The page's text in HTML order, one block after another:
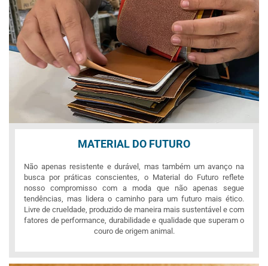
MATERIAL DO FUTURO
Não apenas resistente e durável, mas também um avanço na
busca por práticas conscientes, o Material do Futuro reflete
nosso compromisso com a moda que não apenas segue
tendências, mas lidera o caminho para um futuro mais ético.
Livre de crueldade, produzido de maneira mais sustentável e com
fatores de performance, durabilidade e qualidade que superam o
couro de origem animal.